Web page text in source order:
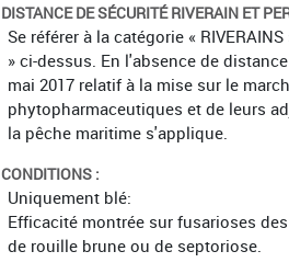
DISTANCE DE SÉCURITÉ RIVERAIN ET
Se référer à la catégorie «
» ci-dessus. En l'absence de
mai 2017 relatif à la mise sur le
phytopharmaceutiques et de leurs
la pêche maritime s'applique.
CONDITIONS :
Uniquement blé:
Efficacité montrée sur fusarioses
de rouille brune ou de septoriose.